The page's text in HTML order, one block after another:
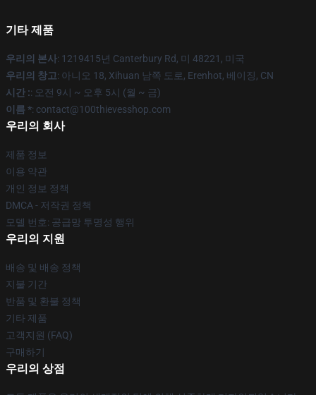
기타 제품
우리의 본사: 1219415년 Canterbury Rd, 미 48221, 미국
우리의 창고: 아니오 18, Xihuan 남쪽 도로, Erenhot, 베이징, CN
시간 :: 오전 9시 ~ 오후 5시 (월 ~ 금)
이름 *: contact@100thievesshop.com
우리의 회사
제품 정보
이용 약관
개인 정보 정책
DMCA - 저작권 정책
모델 번호: 공급망 투명성 행위
우리의 지원
배송 및 배송 정책
지불 기간
반품 및 환불 정책
기타 제품
고객지원 (FAQ)
구매하기
우리의 상점